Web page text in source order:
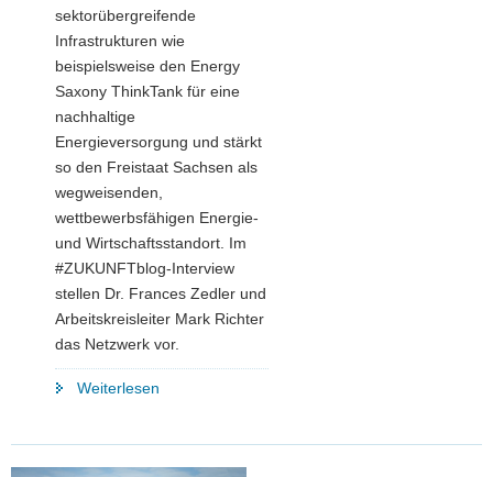
sektorübergreifende
Infrastrukturen wie
beispielsweise den Energy
Saxony ThinkTank für eine
nachhaltige
Energieversorgung und stärkt
so den Freistaat Sachsen als
wegweisenden,
wettbewerbsfähigen Energie-
und Wirtschaftsstandort. Im
#ZUKUNFTblog-Interview
stellen Dr. Frances Zedler und
Arbeitskreisleiter Mark Richter
das Netzwerk vor.
Weiterlesen